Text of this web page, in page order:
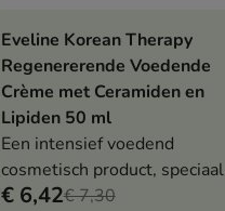
In winkelwagen
Eveline Korean Therapy
Regenererende Voedende
Crème met Ceramiden en
Lipiden 50 ml
Een intensief voedend
cosmetisch product, speciaal
ontwikkeld voor een huid die
€ 6,42€ 7,30